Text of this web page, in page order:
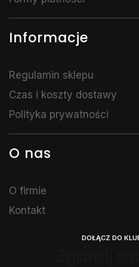
Informacje
Regulamin sklepu
Czas i koszty dostawy
Polityka prywatności
O nas
O firmie
Kontakt
DOŁĄCZ DO